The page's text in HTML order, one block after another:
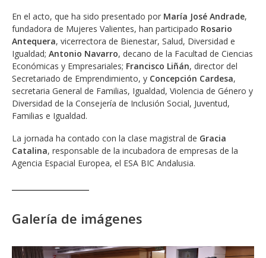
En el acto, que ha sido presentado por María José Andrade,
fundadora de Mujeres Valientes, han participado Rosario
Antequera, vicerrectora de Bienestar, Salud, Diversidad e
Igualdad; Antonio Navarro, decano de la Facultad de Ciencias
Económicas y Empresariales; Francisco Liñán, director del
Secretariado de Emprendimiento, y Concepción Cardesa,
secretaria General de Familias, Igualdad, Violencia de Género y
Diversidad de la Consejería de Inclusión Social, Juventud,
Familias e Igualdad.
La jornada ha contado con la clase magistral de Gracia
Catalina, responsable de la incubadora de empresas de la
Agencia Espacial Europea, el ESA BIC Andalusia.
Galería de imágenes